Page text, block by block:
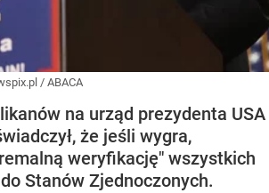
/ ABACA
na urząd prezydenta USA
że jeśli wygra,
weryfikację" wszystkich
Stanów Zjednoczonych.